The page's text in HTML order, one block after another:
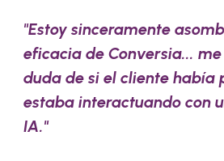
"Estoy sinceramente
eficacia de Conversia...
duda de si el cliente había
estaba interactuando con
IA."